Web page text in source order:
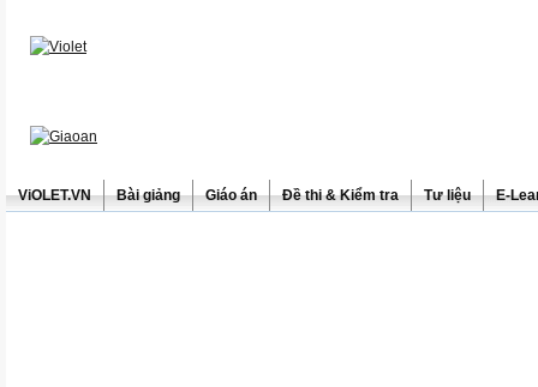
ViOLET.VN Bài giảng Giáo án Đề thi & Kiểm tra Tư liệu E-